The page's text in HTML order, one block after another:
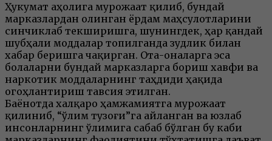
Ҳукумат аҳолига мурожаат қилиб, бундай
марказлардан олинган ёрдам маҳсулотларини
синчиклаб текширишга, шунингдек, ҳар қандай
шубҳали моддалар топилганда зудлик билан
хабар беришга чақирган. Ота-оналарга эса
болаларни бундай марказларга бориш хавфи ва
наркотик моддаларнинг таҳдиди ҳақида
огоҳлантириш тавсия этилган.
Баёнотда халқаро ҳамжамиятга мурожаат
қилиниб, “ўлим тузоғи”га айланган ва юзлаб
инсонларнинг ўлимига сабаб бўлган бу каби